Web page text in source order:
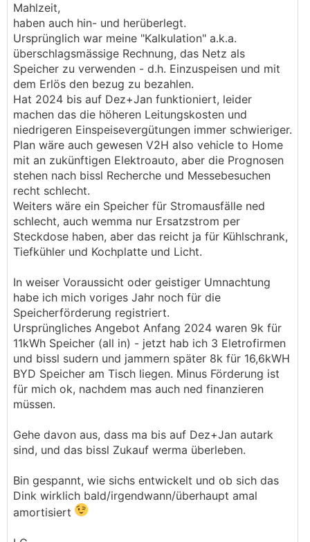
Mahlzeit,
haben auch hin- und herüberlegt.
Ursprünglich war meine "Kalkulation" a.k.a.
überschlagsmässige Rechnung, das Netz als
Speicher zu verwenden - d.h. Einzuspeisen und mit
dem Erlös den bezug zu bezahlen.
Hat 2024 bis auf Dez+Jan funktioniert, leider
machen das die höheren Leitungskosten und
niedrigeren Einspeisevergütungen immer schwieriger.
Plan wäre auch gewesen V2H also vehicle to Home
mit an zukünftigen Elektroauto, aber die Prognosen
stehen nach bissl Recherche und Messebesuchen
recht schlecht.
Weiters wäre ein Speicher für Stromausfälle ned
schlecht, auch wemma nur Ersatzstrom per
Steckdose haben, aber das reicht ja für Kühlschrank,
Tiefkühler und Kochplatte und Licht.
In weiser Voraussicht oder geistiger Umnachtung
habe ich mich voriges Jahr noch für die
Speicherförderung registriert.
Ursprüngliches Angebot Anfang 2024 waren 9k für
11kWh Speicher (all in) - jetzt hab ich 3 Eletrofirmen
und bissl sudern und jammern später 8k für 16,6kWH
BYD Speicher am Tisch liegen. Minus Förderung ist
für mich ok, nachdem mas auch ned finanzieren
müssen.
Gehe davon aus, dass ma bis auf Dez+Jan autark
sind, und das bissl Zukauf werma überleben.
Bin gespannt, wie sichs entwickelt und ob sich das
Dink wirklich bald/irgendwann/überhaupt amal
amortisiert